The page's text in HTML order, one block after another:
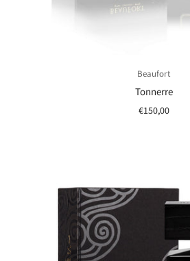
Beaufort
Tonnerre
€150,00